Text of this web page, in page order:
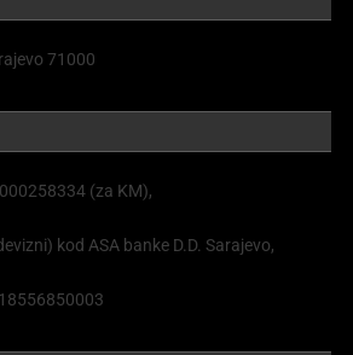
71000
(za KM),
kod ASA banke D.D. Sarajevo,